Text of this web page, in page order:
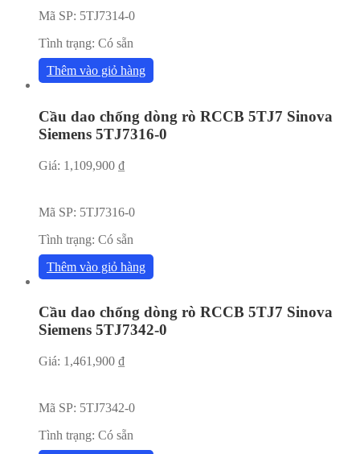
Mã SP: 5TJ7314-0
Tình trạng: Có sẵn
Thêm vào giỏ hàng
Cầu dao chống dòng rò RCCB 5TJ7 Sinova
Siemens 5TJ7316-0
Giá: 1,109,900 ₫
Mã SP: 5TJ7316-0
Tình trạng: Có sẵn
Thêm vào giỏ hàng
Cầu dao chống dòng rò RCCB 5TJ7 Sinova
Siemens 5TJ7342-0
Giá: 1,461,900 ₫
Mã SP: 5TJ7342-0
Tình trạng: Có sẵn